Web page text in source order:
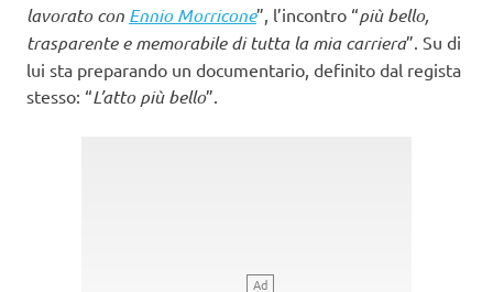
lavorato con Ennio Morricone”, l’incontro “più bello,
trasparente e memorabile di tutta la mia carriera”. Su di
lui sta preparando un documentario, definito dal regista
stesso: “L’atto più bello”.